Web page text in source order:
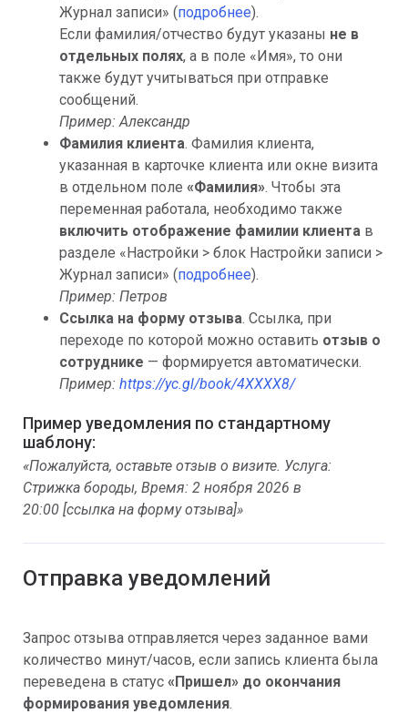
Журнал записи» (подробнее).
Если фамилия/отчество будут указаны не в
отдельных полях, а в поле «Имя», то они
также будут учитываться при отправке
сообщений.
Пример: Александр
Фамилия клиента. Фамилия клиента,
указанная в карточке клиента или окне визита
в отдельном поле «Фамилия». Чтобы эта
переменная работала, необходимо также
включить отображение фамилии клиента в
разделе «Настройки > блок Настройки записи >
Журнал записи» (подробнее).
Пример: Петров
Ссылка на форму отзыва. Ссылка, при
переходе по которой можно оставить отзыв о
сотруднике — формируется автоматически.
Пример: https://yc.gl/book/4XXXX8/
Пример уведомления по стандартному
шаблону:
«Пожалуйста, оставьте отзыв о визите. Услуга:
Стрижка бороды, Время: 2 ноября 2026 в
20:00 [ссылка на форму отзыва]»
Отправка уведомлений
Запрос отзыва отправляется через заданное вами
количество минут/часов, если запись клиента была
переведена в статус «Пришел» до окончания
формирования уведомления.